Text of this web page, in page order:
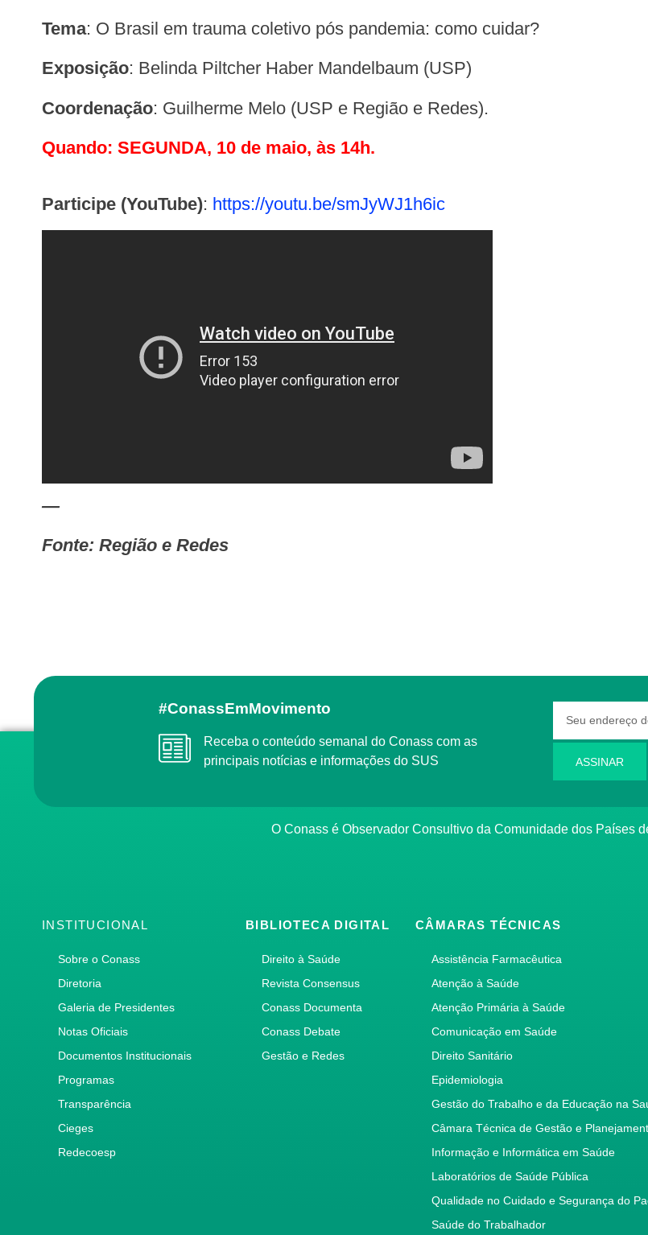
Tema: O Brasil em trauma coletivo pós pandemia: como cuidar?
Exposição: Belinda Piltcher Haber Mandelbaum (USP)
Coordenação: Guilherme Melo (USP e Região e Redes).
Quando: SEGUNDA, 10 de maio, às 14h.
Participe (YouTube): https://youtu.be/smJyWJ1h6ic
—
Fonte: Região e Redes
#ConassEmMovimento
Receba o conteúdo semanal do Conass com as
principais notícias e informações do SUS
ASSINAR
O Conass é Observador Consultivo da Comunidade dos Países
INSTITUCIONAL
Sobre o Conass
Diretoria
Galeria de Presidentes
Notas Oficiais
Documentos Institucionais
Programas
Transparência
Cieges
Redecoesp
BIBLIOTECA DIGITAL
Direito à Saúde
Revista Consensus
Conass Documenta
Conass Debate
Gestão e Redes
CÂMARAS TÉCNICAS
Assistência Farmacêutica
Atenção à Saúde
Atenção Primária à Saúde
Comunicação em Saúde
Direito Sanitário
Epidemiologia
Gestão do Trabalho e da Educação na
Câmara Técnica de Gestão e
Informação e Informática em Saúde
Laboratórios de Saúde Pública
Qualidade no Cuidado e Segurança do
Saúde do Trabalhador